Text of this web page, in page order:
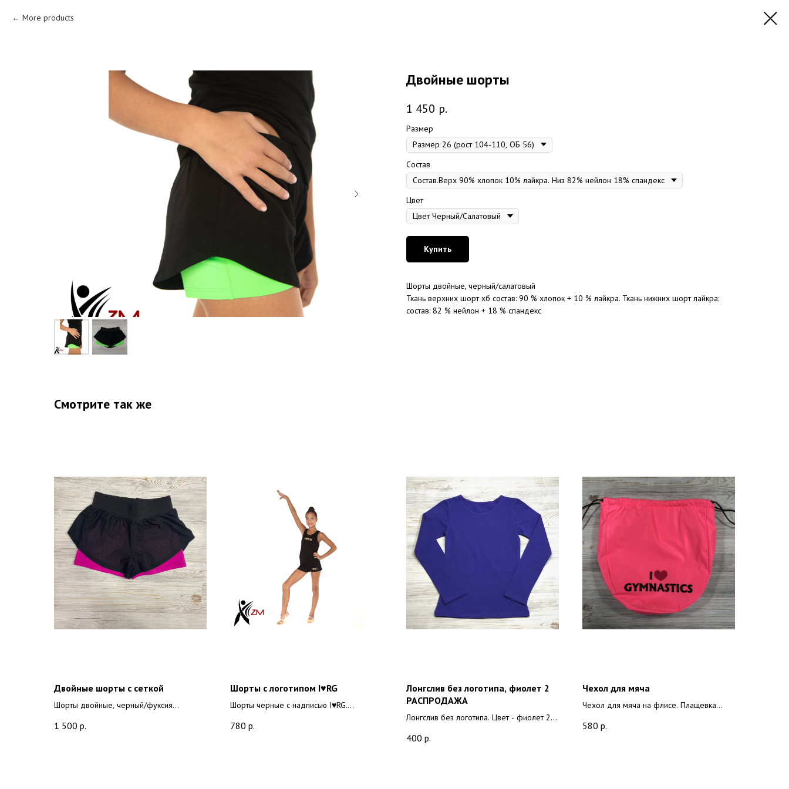
More products
Двойные шорты
1 450 р.
Размер
Состав
Цвет
Купить
Шорты двойные, черный/салатовый
Ткань верхних шорт хб состав: 90 % хлопок + 10 % лайкра. Ткань нижних шорт лайкра:
состав: 82 % нейлон + 18 % спандекс
Смотрите так же
Двойные шорты с сеткой
Шорты двойные, черный/фуксия
сетка. Ткань нижних шорт лайкра: состав:
1 500 р.
Шорты с логотипом I♥RG
Шорты черные с надписью I♥RG.
780 р.
Лонгслив без логотипа, фиолет 2
РАСПРОДАЖА
Лонгслив без логотипа. Цвет - фиолет 2
% хлопок + 10 % лайкра
400 р.
Чехол для мяча
Чехол для мяча на флисе. Плащевка
580 р.